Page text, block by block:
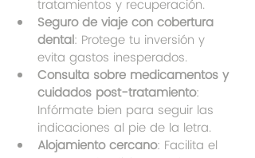
tratamientos y recuperación.
Seguro de viaje con cobertura
dental: Protege tu inversión y
evita gastos inesperados.
Consulta sobre medicamentos y
cuidados post-tratamiento:
Infórmate bien para seguir las
indicaciones al pie de la letra.
Alojamiento cercano: Facilita el